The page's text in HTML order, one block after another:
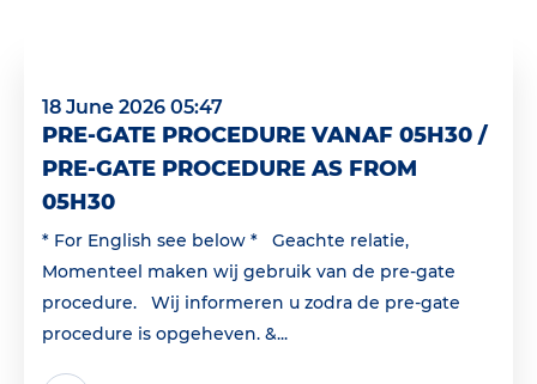
18 June 2026 05:47
PRE-GATE PROCEDURE VANAF 05H30 /
PRE-GATE PROCEDURE AS FROM
05H30
* For English see below * Geachte relatie,
Momenteel maken wij gebruik van de pre-gate
procedure. Wij informeren u zodra de pre-gate
procedure is opgeheven. &...